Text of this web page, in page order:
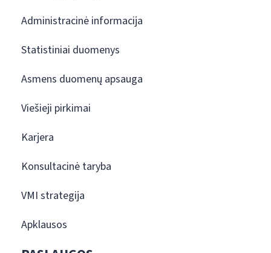
Administracinė informacija
Statistiniai duomenys
Asmens duomenų apsauga
Viešieji pirkimai
Karjera
Konsultacinė taryba
VMI strategija
Apklausos